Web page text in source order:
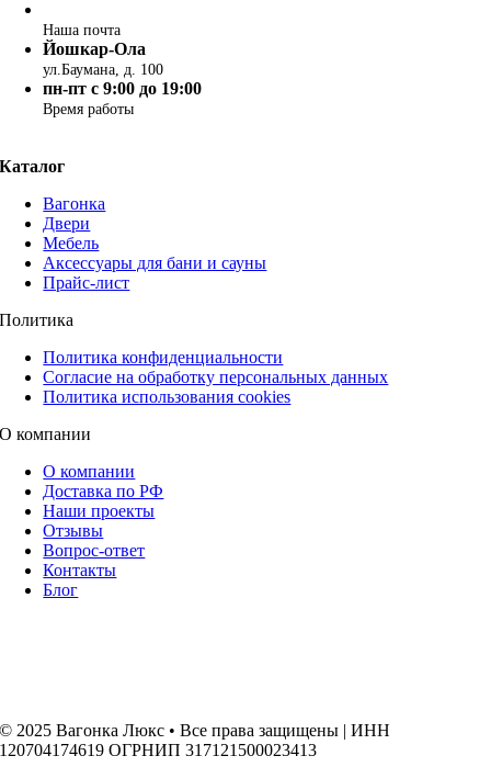
Наша почта
Йошкар-Ола
ул.Баумана, д. 100
пн-пт c 9:00 до 19:00
Время работы
Каталог
Вагонка
Двери
Мебель
Аксессуары для бани и сауны
Прайс-лист
Политика
Политика конфиденциальности
Согласие на обработку персональных данных
Политика использования cookies
О компании
О компании
Доставка по РФ
Наши проекты
Отзывы
Вопрос-ответ
Контакты
Блог
© 2025 Вагонка Люкс • Все права защищены | ИНН
120704174619 ОГРНИП 317121500023413